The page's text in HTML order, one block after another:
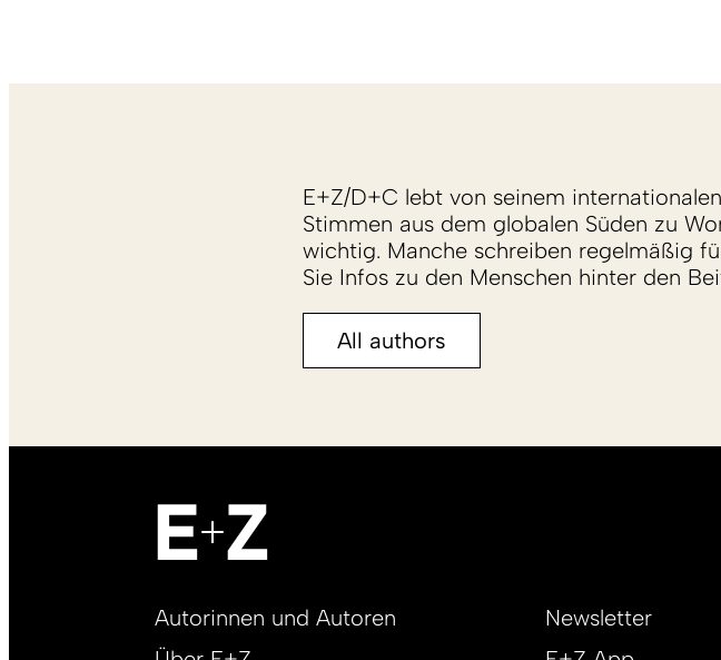
E+Z/D+C lebt von seinem
Stimmen aus dem globalen Süden zu
wichtig. Manche schreiben regelmäßig
Sie Infos zu den Menschen hinter den
All authors
Footer
Autorinnen und Autoren Newsletter